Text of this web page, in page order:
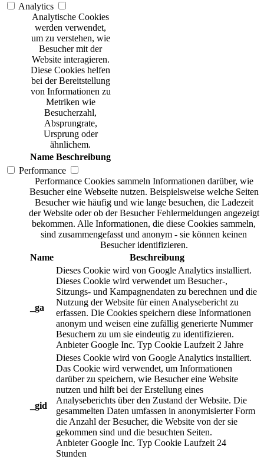
Analytics
Analytische Cookies
werden verwendet,
um zu verstehen, wie
Besucher mit der
Website interagieren.
Diese Cookies helfen
bei der Bereitstellung
von Informationen zu
Metriken wie
Besucherzahl,
Absprungrate,
Ursprung oder
ähnlichem.
Name Beschreibung
Performance
Performance Cookies sammeln Informationen darüber, wie
Besucher eine Webseite nutzen. Beispielsweise welche Seiten
Besucher wie häufig und wie lange besuchen, die Ladezeit
der Website oder ob der Besucher Fehlermeldungen angezeigt
bekommen. Alle Informationen, die diese Cookies sammeln,
sind zusammengefasst und anonym - sie können keinen
Besucher identifizieren.
Name
Beschreibung
_ga
Dieses Cookie wird von Google Analytics installiert.
Dieses Cookie wird verwendet um Besucher-,
Sitzungs- und Kampagnendaten zu berechnen und die
Nutzung der Website für einen Analysebericht zu
erfassen. Die Cookies speichern diese Informationen
anonym und weisen eine zufällig generierte Nummer
Besuchern zu um sie eindeutig zu identifizieren.
Anbieter Google Inc. Typ Cookie Laufzeit 2 Jahre
_gid
Dieses Cookie wird von Google Analytics installiert.
Das Cookie wird verwendet, um Informationen
darüber zu speichern, wie Besucher eine Website
nutzen und hilft bei der Erstellung eines
Analyseberichts über den Zustand der Website. Die
gesammelten Daten umfassen in anonymisierter Form
die Anzahl der Besucher, die Website von der sie
gekommen sind und die besuchten Seiten.
Anbieter Google Inc. Typ Cookie Laufzeit 24
Stunden